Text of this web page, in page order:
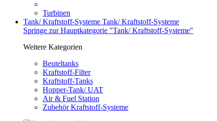
Turbinen
Tank/ Kraftstoff-Systeme Tank/ Kraftstoff-Systeme
Springe zur Hauptkategorie "Tank/ Kraftstoff-Systeme"
Weitere Kategorien
Beuteltanks
Kraftstoff-Filter
Kraftstoff-Tanks
Hopper-Tank/ UAT
Air & Fuel Station
Zubehör Kraftstoff-Systeme